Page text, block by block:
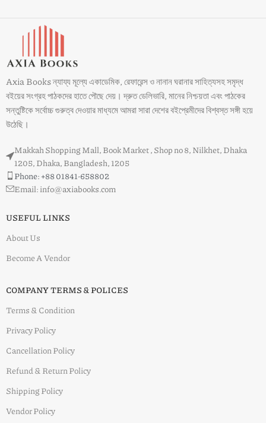
Axia Books ন্যায্য মূল্যে একাডেমিক, রেফারেন্স ও নানান ঘরানার সাহিত্যসহ সমৃদ্ধ
বইয়ের সংগ্রহ পাঠকদের হাতে পৌছে দেয়। দ্রুত ডেলিভারি, মানের নিশ্চয়তা এবং পাঠকের
সন্তুষ্টিকে সর্বোচ্চ গুরুত্ব দেওয়ার মাধ্যমে আমরা সারা দেশের বইপ্রেমীদের বিশ্বস্ত সঙ্গী হয়ে
উঠেছি।
Makkah Shopping Mall, Book Market , Shop no 8, Nilkhet, Dhaka
1205, Dhaka, Bangladesh, 1205
Phone: +88 01841-658802
Email: info@axiabooks.com
USEFUL LINKS
About Us
Become A Vendor
COMPANY TERMS & POLICES
Terms & Condition
Privacy Policy
Cancellation Policy
Refund & Return Policy
Shipping Policy
Vendor Policy